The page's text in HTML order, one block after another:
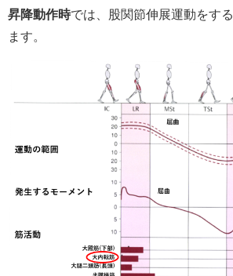
昇降動作時では、股関節伸展運動をする
ます。